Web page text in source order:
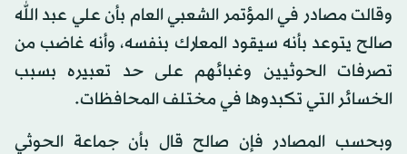
وقالت مصادر في المؤتمر الشعبي العام بأن علي عبد الله
صالح يتوعد بأنه سيقود المعارك بنفسه، وأنه غاضب من
تصرفات الحوثيين وغبائهم على حد تعبيره بسبب
الخسائر التي تكبدوها في مختلف المحافظات.
وبحسب المصادر فإن صالح قال بأن جماعة الحوثي